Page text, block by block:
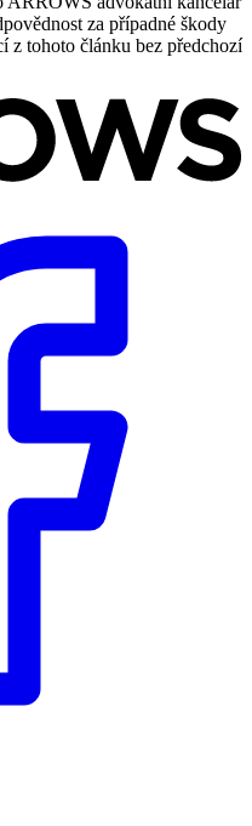
za případné škody
z tohoto článku bez předchozí